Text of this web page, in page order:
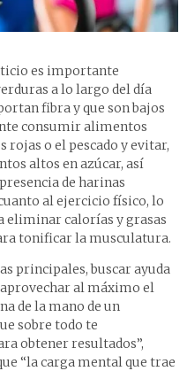
es importante
a lo largo del día
fibra y que son bajos
consumir alimentos
rojas o el pescado y evitar,
altos en azúcar, así
de harinas
al ejercicio físico, lo
eliminar calorías y grasas
tonificar la musculatura.
principales, buscar ayuda
al máximo el
de la mano de un
sobre todo te
obtener resultados”,
“la carga mental que trae